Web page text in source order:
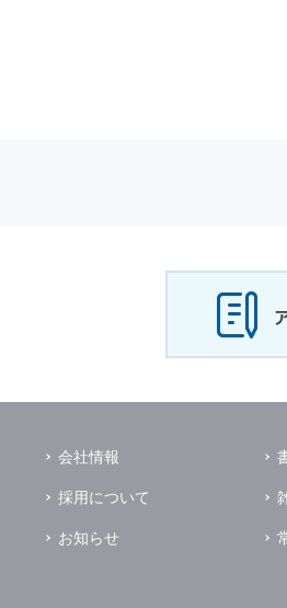
の他に，以下の各号に定める目的のた
本サービスの提供または以下に定める
の正確性及び安全性を確
破壊，改ざんなどに対しては，合理的
を含む適切な対策を速やかに講じます．
の預託について
その場合は，業務委託先の適切な管理及
個人情報の第三者への開示
当社は，個人情報 を本人の許可無く他
ただし，以下に該当する場合はその限り
（1） 情報提供について本人の同意があ
会社情報
採用について
お知らせ